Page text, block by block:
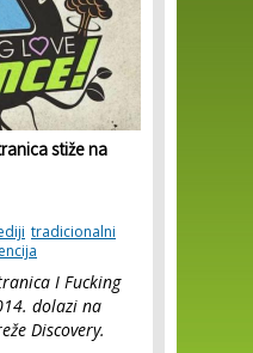
stiže na
tradicionalni
I Fucking
dolazi na
Discovery.